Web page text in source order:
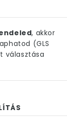
, akkor
(GLS
választása